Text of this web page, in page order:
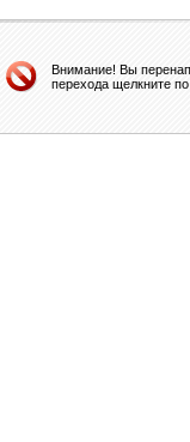
Внимание! Вы
перехода щелкните